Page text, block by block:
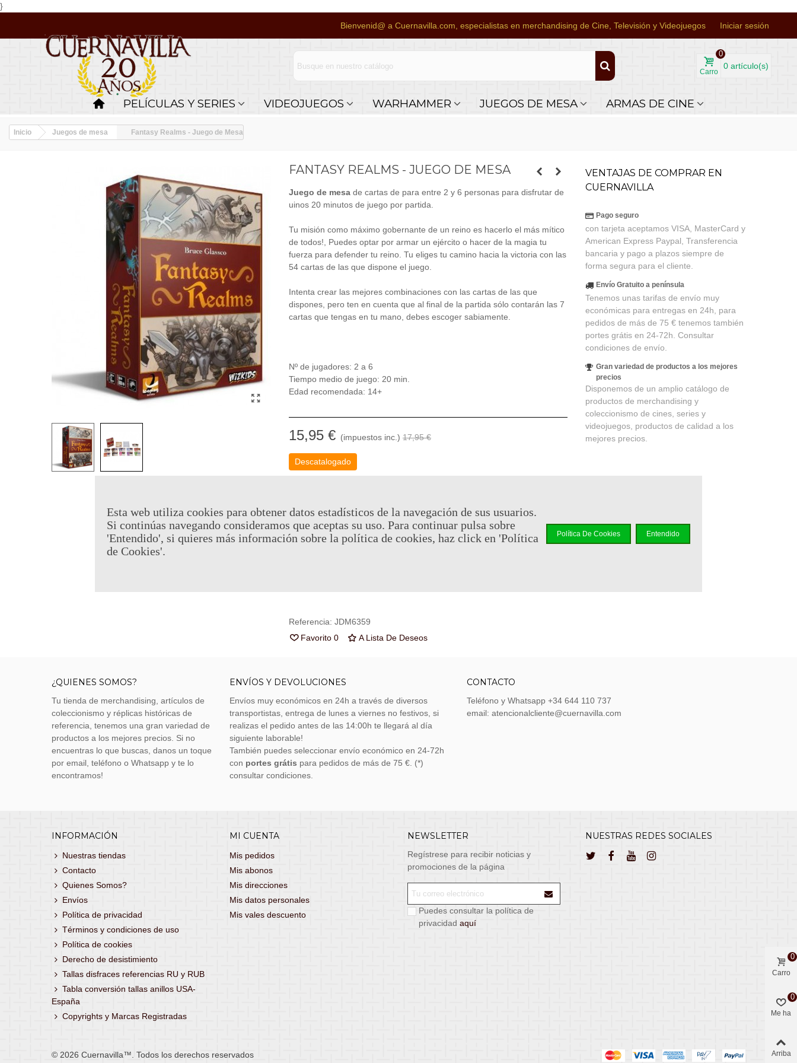
}
Bienvenid@ a Cuernavilla.com, especialistas en merchandising de Cine, Televisión y Videojuegos Iniciar sesión
Carro
0
0 artículo(s)
PELÍCULAS Y SERIES VIDEOJUEGOS WARHAMMER JUEGOS DE MESA ARMAS DE CINE
Inicio Juegos de mesa Fantasy Realms - Juego de Mesa
FANTASY REALMS - JUEGO DE MESA
Juego de mesade cartas de para entre 2 y 6 personas para disfrutar de
uinos 20 minutos de juego por partida.
Tu misión como máximo gobernante de un reino es hacerlo el más mítico
de todos!, Puedes optar por armar un ejército o hacer de la magia tu
fuerza para defender tu reino. Tu eliges tu camino hacia la victoria con las
54 cartas de las que dispone el juego.
Intenta crear las mejores combinaciones con las cartas de las que
dispones, pero ten en cuenta que al final de la partida sólo contarán las 7
cartas que tengas en tu mano, debes escoger sabiamente.
Nº de jugadores: 2 a 6
Tiempo medio de juego: 20 min.
Edad recomendada: 14+
15,95 € (impuestos inc.) 17,95 €
Descatalogado
Notificarme cuando esté disponible
Referencia: JDM6359
Favorito 0 A Lista De Deseos
VENTAJAS DE COMPRAR EN
CUERNAVILLA
Pago seguro
con tarjeta aceptamos VISA, MasterCard y
American Express Paypal, Transferencia
bancaria y pago a plazos siempre de
forma segura para el cliente.
Envío Gratuito a península
Tenemos unas tarifas de envío muy
económicas para entregas en 24h, para
pedidos de más de 75 € tenemos también
portes grátis en 24-72h. Consultar
condiciones de envío.
Gran variedad de productos a los mejores
precios
Disponemos de un amplio catálogo de
productos de merchandising y
coleccionismo de cines, series y
videojuegos, productos de calidad a los
mejores precios.
¿QUIENES SOMOS?
Tu tienda de merchandising, artículos de
coleccionismo y réplicas históricas de
referencia, tenemos una gran variedad de
productos a los mejores precios. Si no
encuentras lo que buscas, danos un toque
por email, teléfono o Whatsapp y te lo
encontramos!
ENVÍOS Y DEVOLUCIONES
Envíos muy económicos en 24h a través de diversos
transportistas, entrega de lunes a viernes no festivos, si
realizas el pedido antes de las 14:00h te llegará al día
siguiente laborable!
También puedes seleccionar envío económico en 24-72h
con portes grátis para pedidos de más de 75 €. (*)
consultar condiciones.
CONTACTO
Teléfono y Whatsapp +34 644 110 737
email: atencionalcliente@cuernavilla.com
INFORMACIÓN
Nuestras tiendas
Contacto
Quienes Somos?
Envíos
Política de privacidad
Términos y condiciones de uso
Política de cookies
Derecho de desistimiento
Tallas disfraces referencias RU y RUB
Tabla conversión tallas anillos USA-
España
Copyrights y Marcas Registradas
MI CUENTA
Mis pedidos
Mis abonos
Mis direcciones
Mis datos personales
Mis vales descuento
NEWSLETTER
Regístrese para recibir noticias y
promociones de la página
Puedes consultar la política de
privacidad aquí
NUESTRAS REDES SOCIALES
© 2026 Cuernavilla™. Todos los derechos reservados
Carro
0
Me ha
0
Arriba
Esta web utiliza cookies para obtener datos estadísticos de la navegación de sus usuarios.
Si continúas navegando consideramos que aceptas su uso. Para continuar pulsa sobre
'Entendido', si quieres más información sobre la política de cookies, haz click en 'Política
de Cookies'.
Política De Cookies Entendido